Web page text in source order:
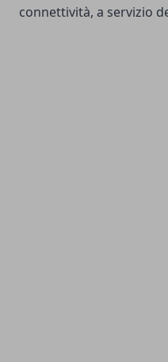
connettività, a servizio